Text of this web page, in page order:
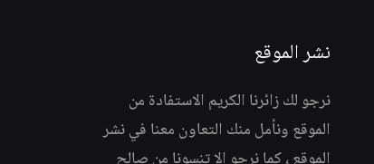
نشر الموقع
نرجو لك زائرنا الكريم الاستفادة من
الموقع ونأمل منك التعاون معنا في نشر